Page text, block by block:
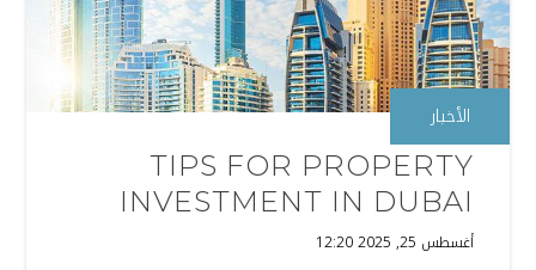
الأخبار
TIPS FOR PROPERTY
INVESTMENT IN DUBAI
أغسطس 25, 2025 12:20